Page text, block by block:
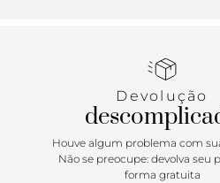
Devolução
Houve algum problema com
Não se preocupe: devolva seu
forma gratuita